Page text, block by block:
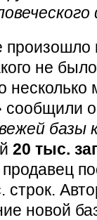
не
сообщили
базы
20 тыс.
продавец
строк.
новой